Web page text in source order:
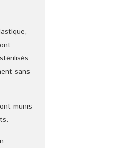
sans
munis